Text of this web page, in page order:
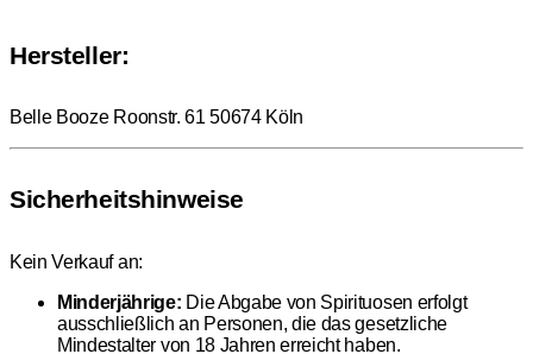
Hersteller:
Belle Booze Roonstr. 61 50674 Köln
Sicherheitshinweise
Kein Verkauf an:
Minderjährige: Die Abgabe von Spirituosen erfolgt
ausschließlich an Personen, die das gesetzliche
Mindestalter von 18 Jahren erreicht haben.